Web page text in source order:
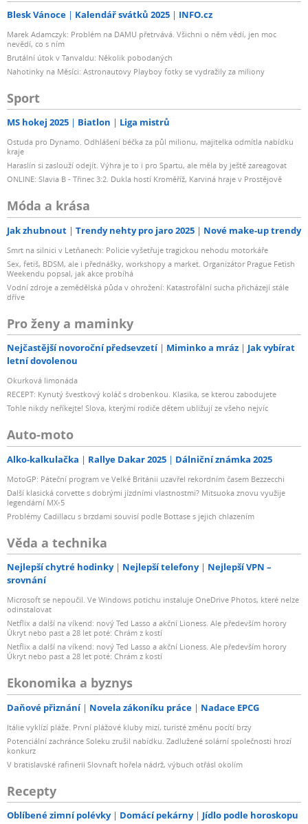
Blesk Vánoce Kalendář svátků 2025 INFO.cz
Marek Adamczyk: Problém na DAMU přetrvává. Všichni o něm vědí, jen moc
nevědí, co s ním
Brutální útok v Tanvaldu: Několik pobodaných
Nahotinky na Měsíci: Astronautovy Playboy fotky se vydražily za miliony
Sport
MS hokej 2025 Biatlon Liga mistrů
Ostuda pro Dynamo. Odhlášení béčka za půl milionu, majitelka odmítla nabídku
kraje
Haraslín si zaslouží odejít. Výhra je to i pro Spartu, ale měla by ještě zareagovat
ONLINE: Slavia B - Třinec 3:2. Dukla hostí Kroměříž, Karviná hraje v Prostějově
Móda a krása
Jak zhubnout Trendy nehty pro jaro 2025 Nové make-up trendy
Smrt na silnici v Letňanech: Policie vyšetřuje tragickou nehodu motorkáře
Sex, fetiš, BDSM, ale i přednášky, workshopy a market. Organizátor Prague Fetish
Weekendu popsal, jak akce probíhá
Vodní zdroje a zemědělská půda v ohrožení: Katastrofální sucha přicházejí stále
dříve
Pro ženy a maminky
Nejčastější novoroční předsevzetí Miminko a mráz
Jak vybírat
letní dovolenou
Okurková limonáda
RECEPT: Kynutý švestkový koláč s drobenkou. Klasika, se kterou zabodujete
Tohle nikdy neříkejte! Slova, kterými rodiče dětem ubližují ze všeho nejvíc
Auto-moto
Alko-kalkulačka Rallye Dakar 2025 Dálniční známka 2025
MotoGP: Páteční program ve Velké Británii uzavřel rekordním časem Bezzecchi
Další klasická corvette s dobrými jízdními vlastnostmi? Mitsuoka znovu využije
legendární MX-5
Problémy Cadillacu s brzdami souvisí podle Bottase s jejich chlazením
Věda a technika
Nejlepší chytré hodinky Nejlepší telefony
Nejlepší VPN –
srovnání
Microsoft se nepoučil. Ve Windows potichu instaluje OneDrive Photos, které nelze
odinstalovat
Netflix a další na víkend: nový Ted Lasso a akční Lioness. Ale především horory
Úkryt nebo past a 28 let poté: Chrám z kostí
Netflix a další na víkend: nový Ted Lasso a akční Lioness. Ale především horory
Úkryt nebo past a 28 let poté: Chrám z kostí
Ekonomika a byznys
Daňové přiznání Novela zákoníku práce Nadace EPCG
Itálie vyklízí pláže. První plážové kluby mizí, turisté změnu pocítí brzy
Potenciální zachránce Soleku zrušil nabídku. Zadlužené solární společnosti hrozí
konkurz
V bratislavské rafinerii Slovnaft hořela nádrž, výbuch otřásl okolím
Recepty
Oblíbené zimní polévky Domácí pekárny Jídlo podle horoskopu